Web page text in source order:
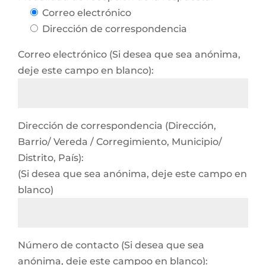
Correo electrónico
Dirección de correspondencia
Correo electrónico (Si desea que sea anónima,
deje este campo en blanco):
Dirección de correspondencia (Dirección,
Barrio/ Vereda / Corregimiento, Municipio/
Distrito, País):
(Si desea que sea anónima, deje este campo en
blanco)
Número de contacto (Si desea que sea
anónima, deje este campoo en blanco):